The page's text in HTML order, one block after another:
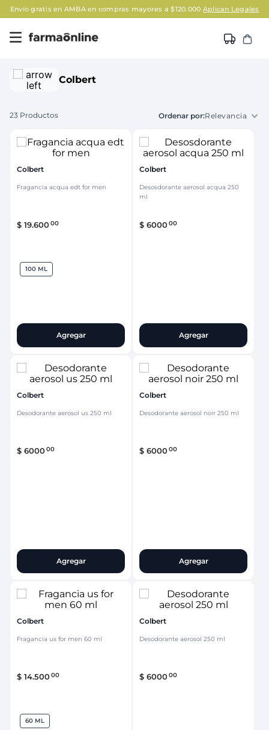
Envío gratis en AMBA en compras mayores a $120.000 Aplican Legales
Colbert
23 Productos Relevancia
Colbert
Fragancia acqua edt for men
$ 19.60000
100 ML
Agregar
Colbert
Desosdorante aerosol acqua 250
ml
$ 600000
Agregar
Colbert
Desodorante aerosol us 250 ml
$ 600000
Agregar
Colbert
Desodorante aerosol noir 250 ml
$ 600000
Agregar
Colbert
Fragancia us for men 60 ml
$ 14.50000
60 ML
Colbert
Desodorante aerosol 250 ml
$ 600000